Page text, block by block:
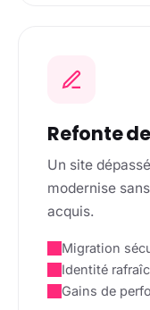
Refonte
Un site
modernise
acquis.
Migration
Identité
Gains de